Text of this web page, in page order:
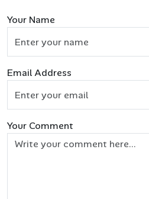
Your Name
Email Address
Your Comment